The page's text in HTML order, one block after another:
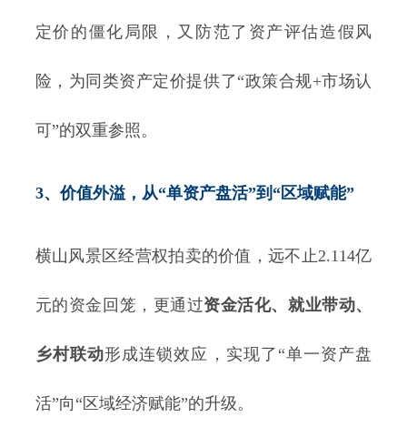
定价的僵化局限，又防范了资产评估造假风
险，为同类资产定价提供了“政策合规+市场认
可”的双重参照。
3、价值外溢，从“单资产盘活”到“区域赋能”
横山风景区经营权拍卖的价值，远不止2.114亿
元的资金回笼，更通过资金活化、就业带动、
乡村联动形成连锁效应，实现了“单一资产盘
活”向“区域经济赋能”的升级。